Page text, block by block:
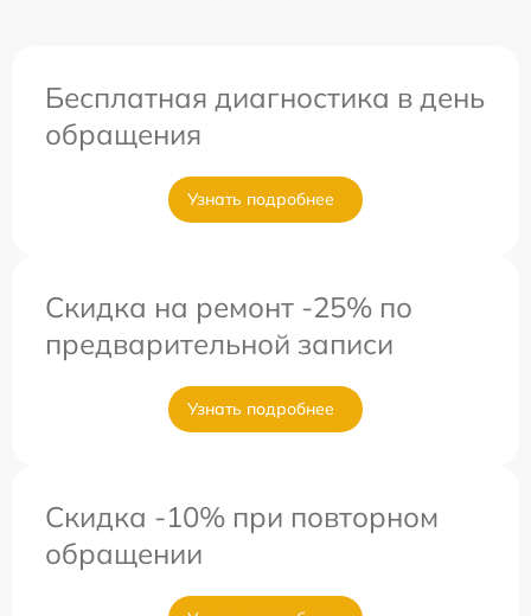
Бесплатная диагностика в день
обращения
Узнать подробнее
Скидка на ремонт -25% по
предварительной записи
Узнать подробнее
Скидка -10% при повторном
обращении